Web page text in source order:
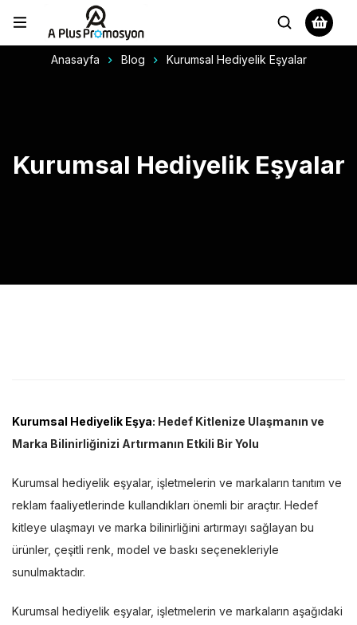
Anasayfa Blog Kurumsal Hediyelik Eşyalar
Kurumsal Hediyelik Eşyalar
Kurumsal Hediyelik Eşya: Hedef Kitlenize Ulaşmanın ve
Marka Bilinirliğinizi Artırmanın Etkili Bir Yolu
Kurumsal hediyelik eşyalar, işletmelerin ve markaların tanıtım ve
reklam faaliyetlerinde kullandıkları önemli bir araçtır. Hedef
kitleye ulaşmayı ve marka bilinirliğini artırmayı sağlayan bu
ürünler, çeşitli renk, model ve baskı seçenekleriyle
sunulmaktadır.
Kurumsal hediyelik eşyalar, işletmelerin ve markaların aşağıdaki